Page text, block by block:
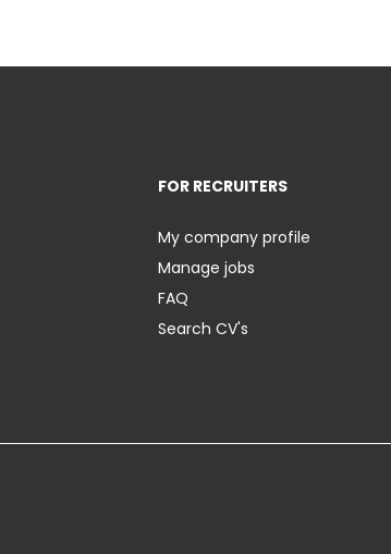
FOR RECRUITERS
My company profile
Manage jobs
FAQ
Search CV's